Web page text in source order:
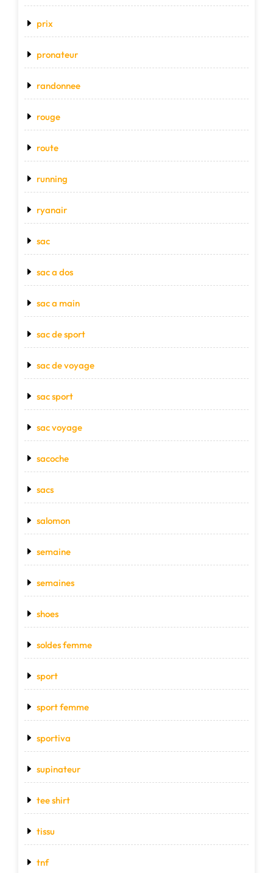
prix
pronateur
randonnee
rouge
route
running
ryanair
sac
sac a dos
sac a main
sac de sport
sac de voyage
sac sport
sac voyage
sacoche
sacs
salomon
semaine
semaines
shoes
soldes femme
sport
sport femme
sportiva
supinateur
tee shirt
tissu
tnf